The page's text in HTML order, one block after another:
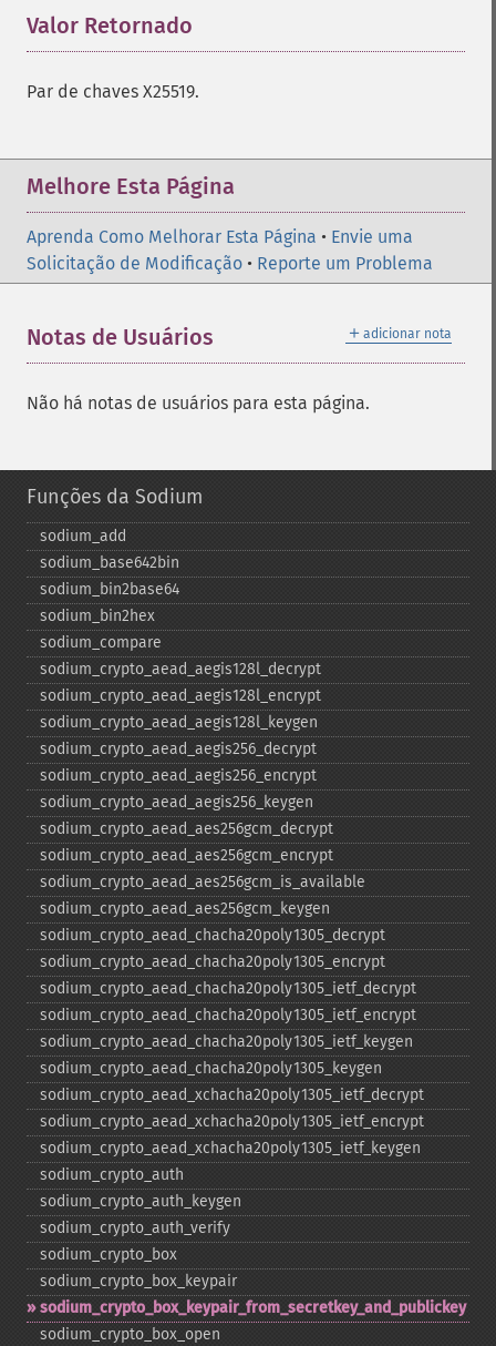
Valor Retornado
Par de chaves X25519.
Melhore Esta Página
Aprenda Como Melhorar Esta Página • Envie uma
Solicitação de Modificação • Reporte um Problema
＋ adicionar nota
Notas de Usuários
Não há notas de usuários para esta página.
Funções da Sodium
sodium_​add
sodium_​base642bin
sodium_​bin2base64
sodium_​bin2hex
sodium_​compare
sodium_​crypto_​aead_​aegis128l_​decrypt
sodium_​crypto_​aead_​aegis128l_​encrypt
sodium_​crypto_​aead_​aegis128l_​keygen
sodium_​crypto_​aead_​aegis256_​decrypt
sodium_​crypto_​aead_​aegis256_​encrypt
sodium_​crypto_​aead_​aegis256_​keygen
sodium_​crypto_​aead_​aes256gcm_​decrypt
sodium_​crypto_​aead_​aes256gcm_​encrypt
sodium_​crypto_​aead_​aes256gcm_​is_​available
sodium_​crypto_​aead_​aes256gcm_​keygen
sodium_​crypto_​aead_​chacha20poly1305_​decrypt
sodium_​crypto_​aead_​chacha20poly1305_​encrypt
sodium_​crypto_​aead_​chacha20poly1305_​ietf_​decrypt
sodium_​crypto_​aead_​chacha20poly1305_​ietf_​encrypt
sodium_​crypto_​aead_​chacha20poly1305_​ietf_​keygen
sodium_​crypto_​aead_​chacha20poly1305_​keygen
sodium_​crypto_​aead_​xchacha20poly1305_​ietf_​decrypt
sodium_​crypto_​aead_​xchacha20poly1305_​ietf_​encrypt
sodium_​crypto_​aead_​xchacha20poly1305_​ietf_​keygen
sodium_​crypto_​auth
sodium_​crypto_​auth_​keygen
sodium_​crypto_​auth_​verify
sodium_​crypto_​box
sodium_​crypto_​box_​keypair
sodium_​crypto_​box_​keypair_​from_​secretkey_​and_​publickey
sodium_​crypto_​box_​open